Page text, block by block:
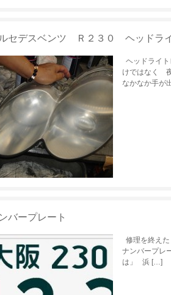
セデスベンツ Ｒ２３０ ヘッドラ
ヘッドライ
けではなく
なかなか手が
バープレート
修理を終え
ナンバープ
は」 浜 […]